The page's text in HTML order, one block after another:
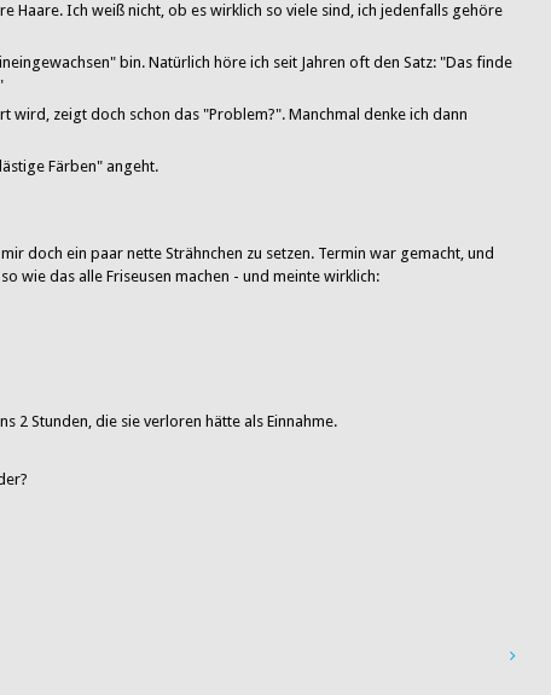
Haare. Ich weiß nicht, ob es wirklich so viele sind, ich jedenfalls gehöre
bin. Natürlich höre ich seit Jahren oft den Satz: "Das finde
wird, zeigt doch schon das "Problem?". Manchmal denke ich dann
Färben" angeht.
doch ein paar nette Strähnchen zu setzen. Termin war gemacht, und
wie das alle Friseusen machen - und meinte wirklich:
2 Stunden, die sie verloren hätte als Einnahme.